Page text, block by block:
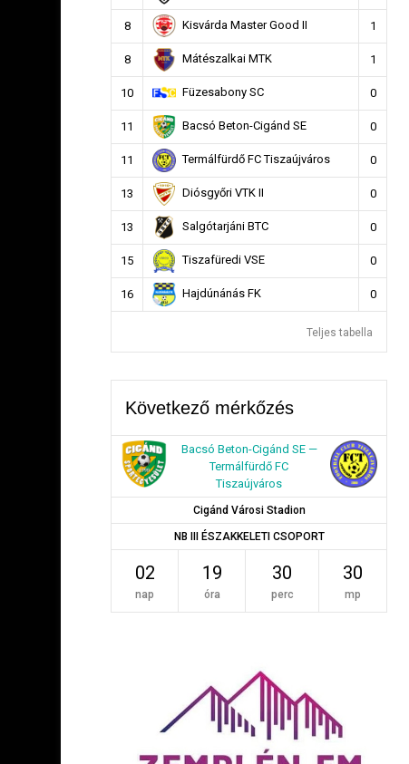
8 Kisvárda Master Good II 1
8 Mátészalkai MTK 1
10 Füzesabony SC 0
11 Bacsó Beton-Cigánd SE 0
11 Termálfürdő FC Tiszaújváros 0
13 Diósgyőri VTK II 0
13 Salgótarjáni BTC 0
15 Tiszafüredi VSE 0
16 Hajdúnánás FK 0
Teljes tabella
Következő mérkőzés
Bacsó Beton-Cigánd SE —
Termálfürdő FC
Tiszaújváros
Cigánd Városi Stadion
NB III ÉSZAKKELETI CSOPORT
02
nap
19
óra
30
perc
29
mp